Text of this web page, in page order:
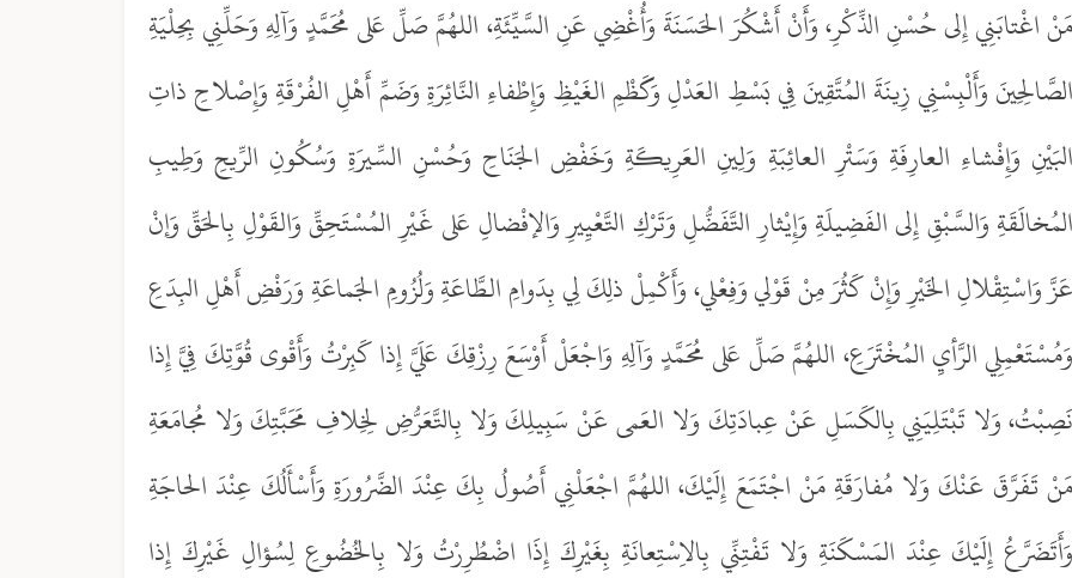
مَنْ اغْتابَنِي إِلى حُسْنِ الذِّكْرِ، وَأَنْ أَشْكُرَ الحَسَنَةَ وَأُغْضِي عَنِ السَّيِّئَةِ، اللهُمَّ صَلِّ عَلى مُحَمَّدٍ وَآلِهِ وَحَلِّنِي بِحِلْيَةِ
الصَّالِحِينَ وَأَلْبِسْنِي زِينَةَ المُتَّقِينَ فِي بَسْطِ العَدْلِ وَكَظْمِ الغَيْظِ وَإِطْفاءِ النَّائِرَةِ وَضَمِّ أَهْلِ الفُرْقَةِ وَإِصْلاحِ ذاتِ
البَيْنِ وَإِفْشاءِ العارِفَةِ وَسَتْرِ العائِبَةِ وَلِينِ العَرِيكَةِ وَخَفْضِ الجَنَاحِ وَحُسْنِ السِّيرَةِ وَسُكُونِ الرِّيحِ وَطِيبِ
المُخالَقَةِ وَالسَّبْقِ إِلى الفَضِيلَةِ وَإِيْثارِ التَّفَضُّلِ وَتَرْكِ التَّعْيِيرِ وَالإفْضالِ عَلى غَيْرِ المُسْتَحِقِّ وَالقَوْلِ بِالحَقِّ وَإنْ
عَزَّ وَاسْتِقْلالِ الخَيْرِ وَإِنْ كَثُرَ مِنْ قَوْلي وَفِعْلي، وَأَكْمِلْ ذلِكَ لِي بِدَوامِ الطَّاعَةِ وَلُزُومِ الجَماعَةِ وَرَفْضِ أَهْلِ البِدَعِ
وَمُسْتَعْمِلِي الرَّأيِ المُخْتَرَعِ، اللهُمَّ صَلِّ عَلى مُحَمَّدٍ وَآلِهِ وَاجْعَلْ أَوْسَعَ رِزْقِكَ عَلَيَّ إِذا كَبِرْتُ وَأَقْوى قُوَّتِكَ فِيَّ إِذا
نَصِبْتُ، وَلا تَبْتَلِيَنِي بِالكَسَلِ عَنْ عِبادَتِكَ وَلا العَمى عَنْ سَبِيلِكَ وَلا بِالتَّعَرُّضِ لِخِلافِ مَحَبَّتِكَ وَلا مُجامَعَةِ
مَنْ تَفَرَّقَ عَنْكَ وَلا مُفارَقَةِ مَنْ اجْتَمَعَ إِلَيْكَ، اللهُمَّ اجْعَلْنِي أَصُولُ بِكَ عِنْدَ الضَّرُورَةِ وَأَسْأَلُكَ عِنْدَ الحاجَةِ
وَأَتَضَرَّعُ إِلَيْكَ عِنْدَ المَسْكَنَةِ وَلا تَفْتِنِّي بِالاِسْتِعانَةِ بِغَيْرِكَ إِذَا اضْطُرِرْتُ وَلا بِالخُضُوعِ لِسُؤالِ غَيْرِكَ إِذا